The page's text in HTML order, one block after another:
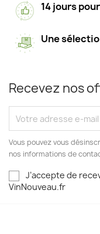
14 jours
Une
Recevez nos
Vous pouvez vous
nos informations de
J’accepte de
VinNouveau.fr